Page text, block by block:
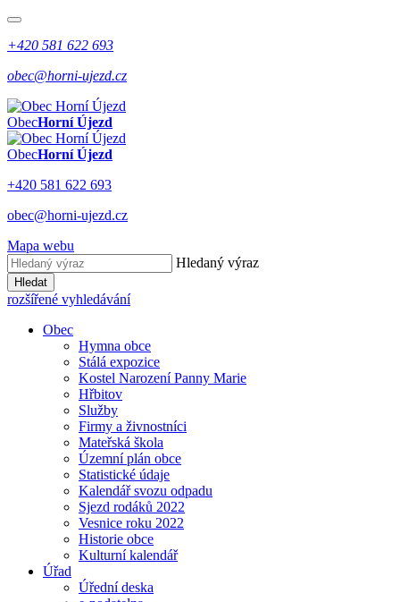
+420 581 622 693
obec@horni-ujezd.cz
ObecHorní Újezd
ObecHorní Újezd
+420 581 622 693
obec@horni-ujezd.cz
Mapa webu
Hledaný výraz
Hledat
rozšířené vyhledávání
Obec
Hymna obce
Stálá expozice
Kostel Narození Panny Marie
Hřbitov
Služby
Firmy a živnostníci
Mateřská škola
Územní plán obce
Statistické údaje
Kalendář svozu odpadu
Sjezd rodáků 2022
Vesnice roku 2022
Historie obce
Kulturní kalendář
Úřad
Úřední deska